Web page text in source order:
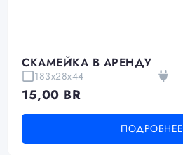
СКАМЕЙКА В АРЕНДУ
183х28х44
15,00 BR
ПОДРОБНЕЕ